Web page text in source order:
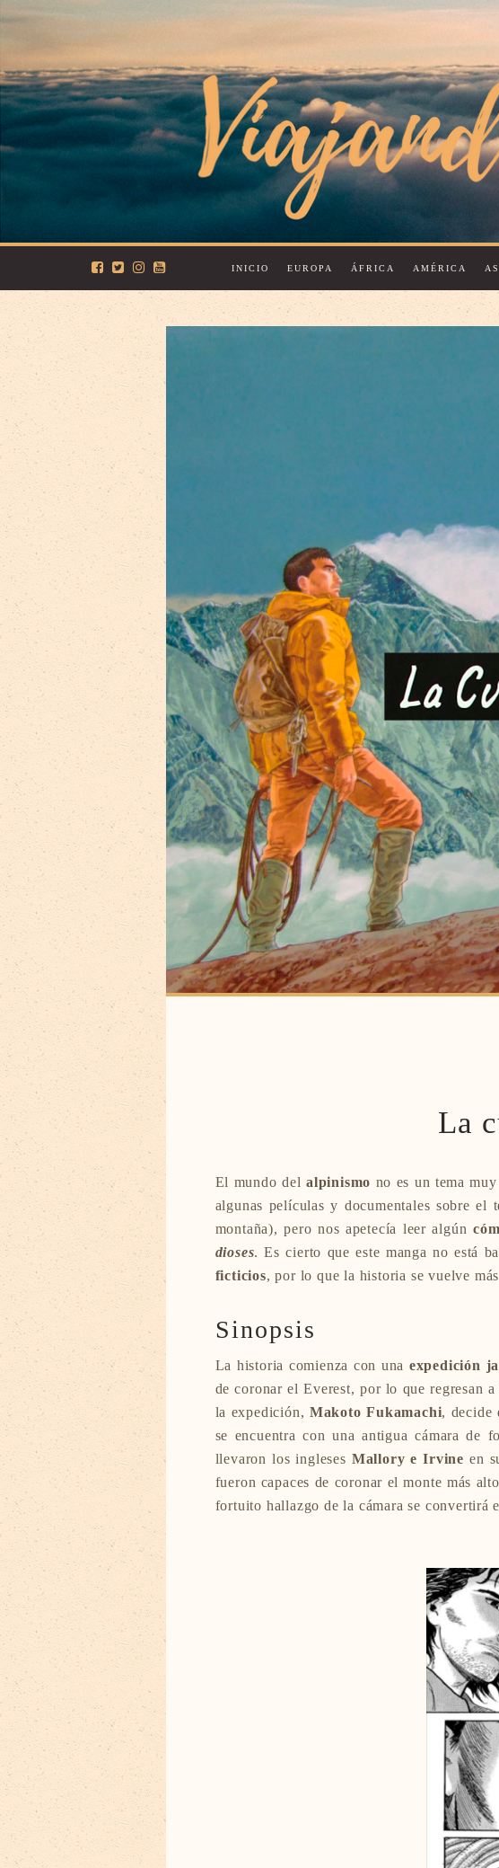
INICIO EUROPA ÁFRICA AMÉRICA
La
El mundo del alpinismo no es un tema
algunas películas y documentales sobre el
montaña), pero nos apetecía leer algún
dioses. Es cierto que este manga no está
ficticios, por lo que la historia se vuelve
Sinopsis
La historia comienza con una expedición
de coronar el Everest, por lo que regresan
la expedición, Makoto Fukamachi, decide
se encuentra con una antigua cámara de
llevaron los ingleses Mallory e Irvine en
fueron capaces de coronar el monte más
fortuito hallazgo de la cámara se convertirá